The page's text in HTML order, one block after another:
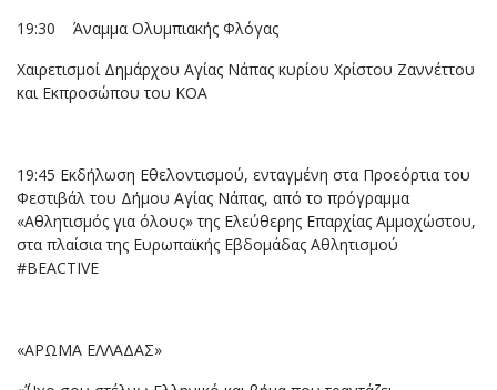
19:30 Άναμμα Ολυμπιακής Φλόγας
Χαιρετισμοί Δημάρχου Αγίας Νάπας κυρίου Χρίστου Ζαννέττου
και Εκπροσώπου του ΚΟΑ
19:45 Εκδήλωση Εθελοντισμού, ενταγμένη στα Προεόρτια του
Φεστιβάλ του Δήμου Αγίας Νάπας, από το πρόγραμμα
«Αθλητισμός για όλους» της Ελεύθερης Επαρχίας Αμμοχώστου,
στα πλαίσια της Ευρωπαϊκής Εβδομάδας Αθλητισμού
#BEACTIVE
«ΑΡΩΜΑ ΕΛΛΑΔΑΣ»